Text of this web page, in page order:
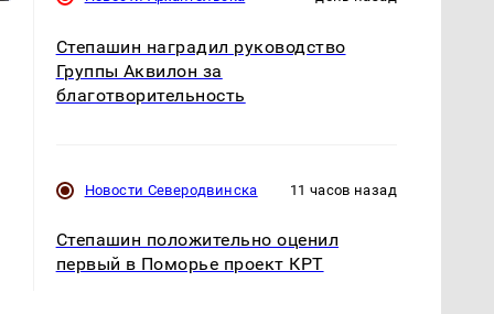
Степашин наградил руководство
Группы Аквилон за
благотворительность
Новости Северодвинска 11 часов назад
Степашин положительно оценил
первый в Поморье проект КРТ